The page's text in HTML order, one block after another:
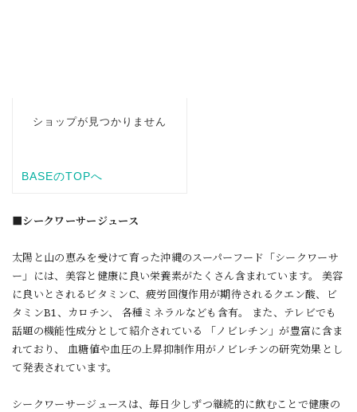
■シークワーサージュース
太陽と山の恵みを受けて育った沖縄のスーパーフード「シークワーサ
ー」には、美容と健康に良い栄養素がたくさん含まれています。 美容
に良いとされるビタミンC、疲労回復作用が期待されるクエン酸、ビ
タミンB1、カロチン、 各種ミネラルなども含有。 また、テレビでも
話題の機能性成分として紹介されている 「ノビレチン」が豊富に含ま
れており、 血糖値や血圧の上昇抑制作用がノビレチンの研究効果とし
て発表されています。
シークワーサージュースは、毎日少しずつ継続的に飲むことで健康の